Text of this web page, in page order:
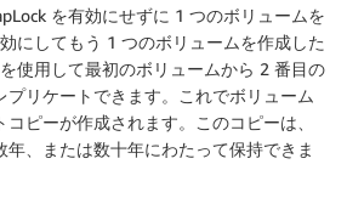
を有効にせずに 1 つのボリュームを
にしてもう 1 つのボリュームを作成した
使用して最初のボリュームから 2 番目の
プリケートできます。これでボリューム
ピーが作成されます。このコピーは、
年、または数十年にわたって保持できま